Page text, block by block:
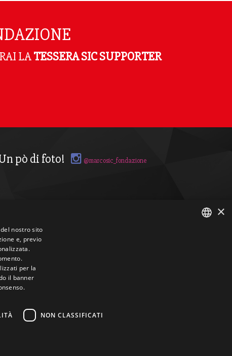
LATESSERA SIC SUPPORTER
pò di foto! @marcosic_fondazione
×
nostro sito
e, previo
per la
il banner
NON CLASSIFICATI